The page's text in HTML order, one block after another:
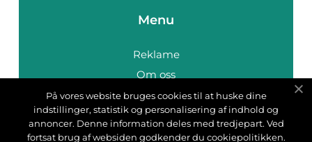
Menu
Reklame
Om oss
Cookies
Kontakt Oss
Sitemap
På vores website bruges cookies til at huske dine
indstillinger, statistik og personalisering af indhold og
annoncer. Denne information deles med tredjepart. Ved
fortsat brug af websiden godkender du cookiepolitikken.